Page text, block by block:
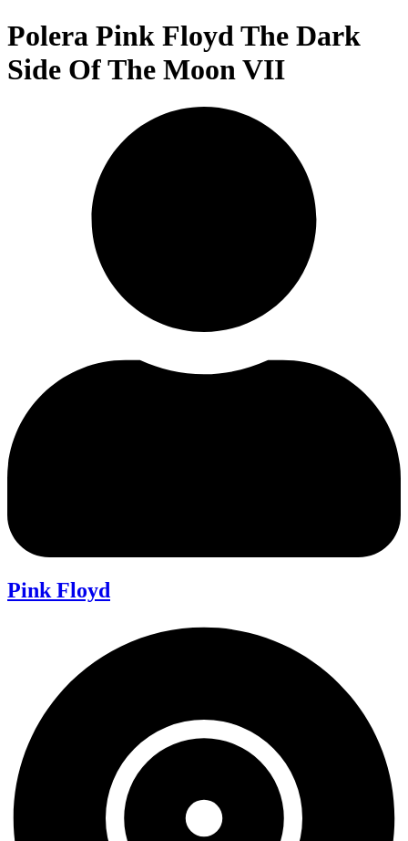
Polera Pink Floyd The Dark
Side Of The Moon VII
Pink Floyd